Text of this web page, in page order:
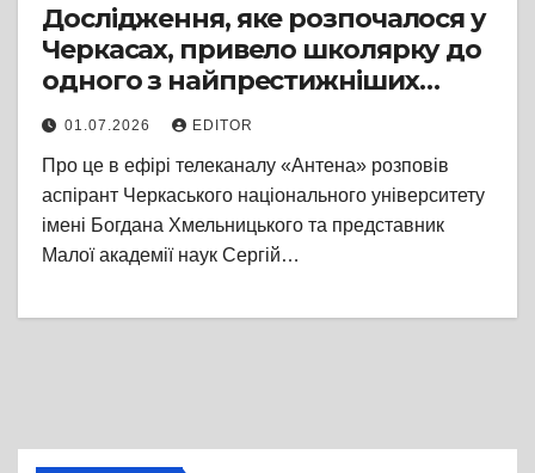
Дослідження, яке розпочалося у
Черкасах, привело школярку до
одного з найпрестижніших
університетів світу: випускниця
ФІМЛІ завдяки роботі в Малій
академії наук України отримала
запрошення продовжити
дослідження у Стенфорді
01.07.2026 EDITOR
Про це в ефірі телеканалу «Антена» розповів
аспірант Черкаського національного університету
імені Богдана Хмельницького та представник
Малої академії наук Сергій…